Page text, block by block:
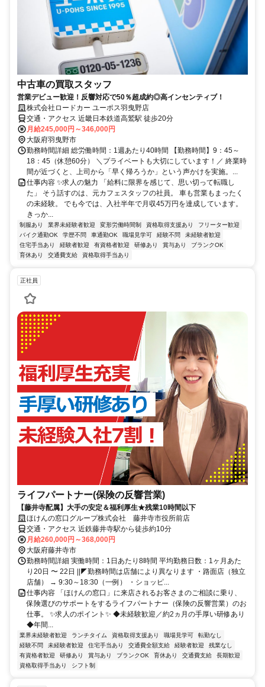
中古車の買取スタッフ
営業デビュー歓迎！反響対応で50％超成約◎高インセンティブ！
株式会社ロードカー ユーポス羽曳野店
交通・アクセス 近畿日本鉄道高鷲駅 徒歩20分
月給245,000円～346,000円
大阪府羽曳野市
勤務時間詳細 総労働時間：1週あたり40時間 【勤務時間】9：45～
18：45（休憩60分） ＼プライベートも大切にしています！／ 終業時
間が近づくと、上司から「早く帰ろうか」という声かけを実施。...
仕事内容 ✨求人の魅力 「給料に限界を感じて、思い切って転職し
た」 そう話すのは、元カフェスタッフの社員。 車も営業もまったく
の未経験。 でも今では、入社半年で月収45万円を達成しています。
きっか...
制服あり 業界未経験者歓迎 変形労働時間制 資格取得支援あり
フリーター歓迎
バイク通勤OK
学歴不問 車通勤OK 職場見学可 経験不問
未経験者歓迎
住宅手当あり
経験者歓迎 有資格者歓迎 研修あり 賞与あり
ブランクOK
育休あり
交通費支給 資格取得手当あり
正社員
ライフパートナー(保険の反響営業)
【藤井寺配属】大手の安定＆福利厚生★残業10時間以下
ほけんの窓口グループ株式会社 藤井寺市役所前店
交通・アクセス 近鉄藤井寺駅から徒歩約10分
月給260,000円～368,000円
大阪府藤井寺市
勤務時間詳細 実働時間：1日あたり8時間 平均勤務日数：1ヶ月あた
り20日 〜 22日 ||◤勤務時間は店舗により異なります ・路面店（独立
店舗） → 9:30～18:30（一例） ・ショッピ...
仕事内容 「ほけんの窓口」に来店されるお客さまのご相談に乗り、
保険選びのサポートをするライフパートナー（保険の反響営業）のお
仕事。 ✨求人のポイント✨ ◆未経験歓迎／約2ヵ月の手厚い研修あり
◆年間...
業界未経験者歓迎 ランチタイム 資格取得支援あり 職場見学可
転勤なし
経験不問
未経験者歓迎 住宅手当あり 交通費全額支給 経験者歓迎
残業なし
有資格者歓迎
研修あり 賞与あり ブランクOK 育休あり 交通費支給
長期歓迎
資格取得手当あり
シフト制